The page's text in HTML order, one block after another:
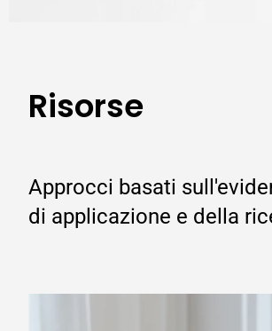
Risorse
Approcci basati
di applicazione e della